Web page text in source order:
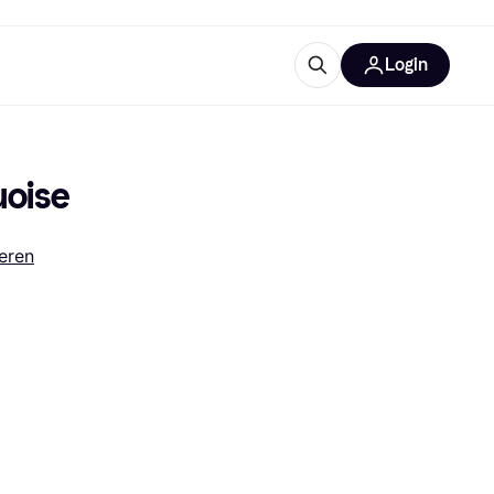
Login